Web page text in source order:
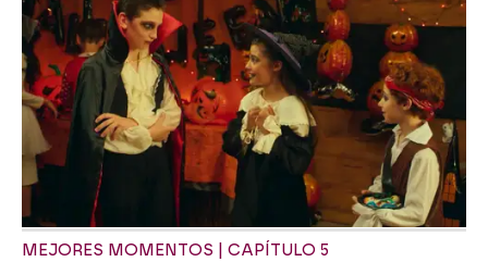
MEJORES MOMENTOS | CAPÍTULO 5